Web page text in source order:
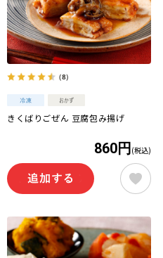
（8）
きくばりごぜん 豆腐包み揚げ
860円 (税込)